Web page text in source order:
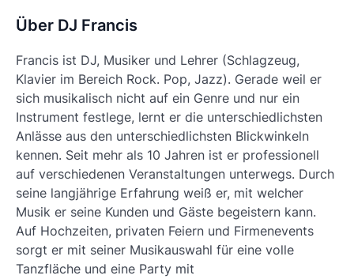
Über DJ Francis
Francis ist DJ, Musiker und Lehrer (Schlagzeug,
Klavier im Bereich Rock. Pop, Jazz). Gerade weil er
sich musikalisch nicht auf ein Genre und nur ein
Instrument festlege, lernt er die unterschiedlichsten
Anlässe aus den unterschiedlichsten Blickwinkeln
kennen. Seit mehr als 10 Jahren ist er professionell
auf verschiedenen Veranstaltungen unterwegs. Durch
seine langjährige Erfahrung weiß er, mit welcher
Musik er seine Kunden und Gäste begeistern kann.
Auf Hochzeiten, privaten Feiern und Firmenevents
sorgt er mit seiner Musikauswahl für eine volle
Tanzfläche und eine Party mit